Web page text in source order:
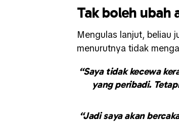
Tak boleh ubah
Mengulas lanjut, beliau
menurutnya tidak
“Saya tidak kecewa
yang peribadi.
“Jadi saya akan